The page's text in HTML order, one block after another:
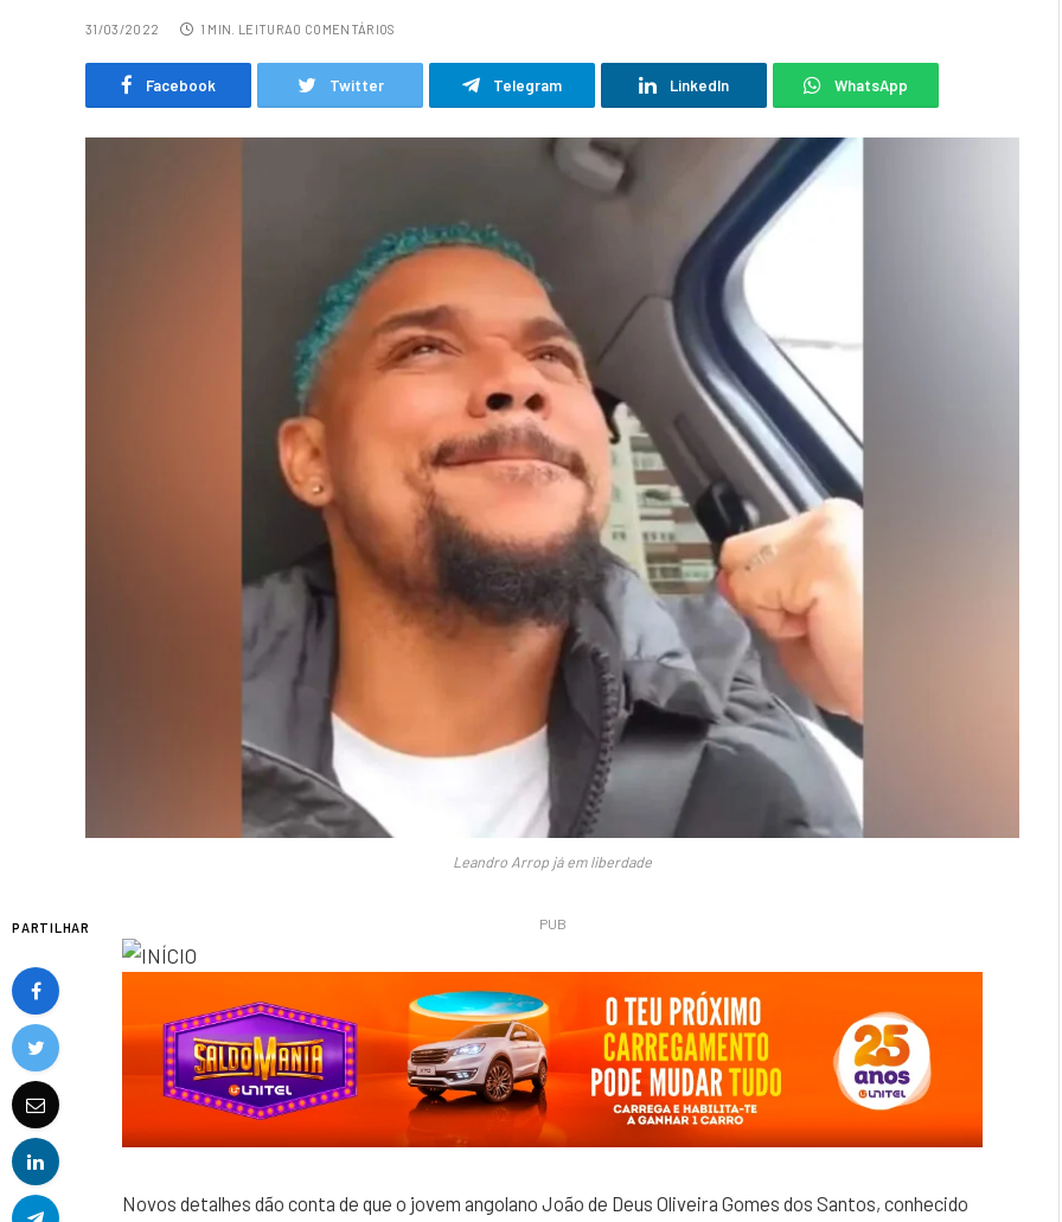
31/03/2022 1 MIN. LEITURA0 COMENTÁRIOS
Facebook Twitter Telegram LinkedIn WhatsApp
Leandro Arrop já em liberdade
PARTILHAR PUB
Novos detalhes dão conta de que o jovem angolano João de Deus Oliveira Gomes dos Santos, conhecido